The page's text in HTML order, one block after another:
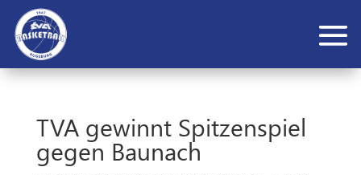
TVA gewinnt Spitzenspiel
gegen Baunach